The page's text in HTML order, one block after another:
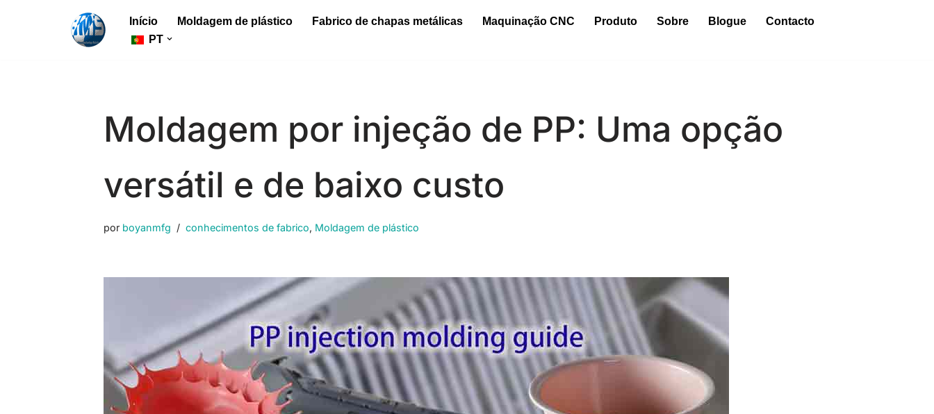
Início Moldagem de plástico Fabrico de chapas metálicas Maquinação CNC Produto Sobre Blogue
Contacto
PT
Moldagem por injeção de PP: Uma opção
versátil e de baixo custo
por boyanmfg conhecimentos de fabrico, Moldagem de plástico